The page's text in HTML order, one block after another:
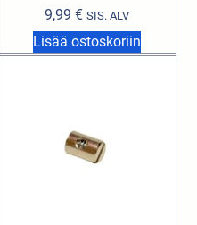
9,99€ SIS. ALV
Lisää ostoskoriin